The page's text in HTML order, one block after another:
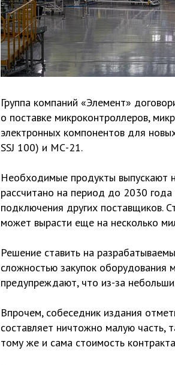
Группа компаний «Элемент»
о поставке микроконтроллеров,
электронных компонентов для
SSJ 100) и МС-21.
Необходимые продукты выпускают
рассчитано на период до 2030
подключения других поставщиков.
может вырасти еще на несколько
Решение ставить на
сложностью закупок оборудования
предупреждают, что из-за
Впрочем, собеседник издания
составляет ничтожно малую часть,
тому же и сама стоимость